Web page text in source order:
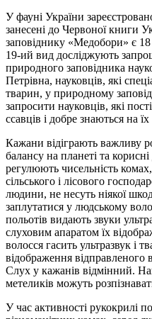
У фауні України
занесені до Червоної книги
заповіднику «Медобори» є 18
19-ий вид досліджують
природного заповідника
Петрівна, науковців, які
тварин, у природному
запросити науковців, які
ссавців і добре знаються на
Кажани відіграють важливу
балансу на планеті та
регулюють чисельність
сільського і лісового
людини, не несуть ніякої
заплутатися у людському
польотів видають звуки
слуховим апаратом їх
волосся гасить ультразвук і
відображення відправленого
Слух у кажанів відмінний.
метеликів можуть
У час активності рукокрилі